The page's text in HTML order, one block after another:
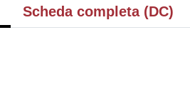
Scheda completa (DC)